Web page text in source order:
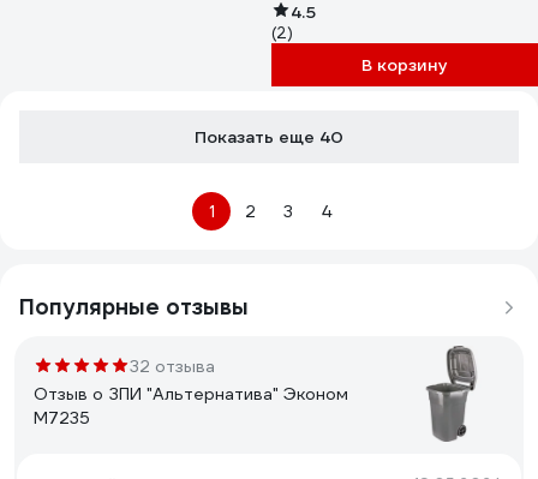
d=28,5, h=50,5 см, металл/
пластик M-E12-01
4.5
(2)
В корзину
Показать еще 40
1 2 3 4
Популярные отзывы
32 отзыва
Отзыв о ЗПИ "Альтернатива" Эконом
М7235